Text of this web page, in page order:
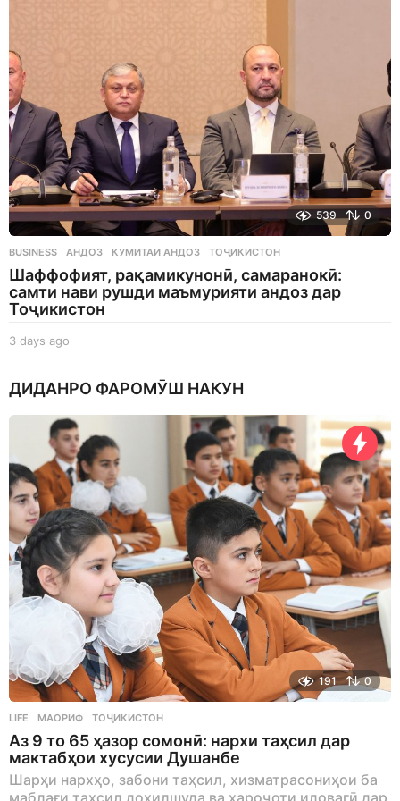
539 0
BUSINESS АНДОЗ ,КУМИТАИ АНДОЗ ,ТОҶИКИСТОН
Шаффофият, рақамикунонӣ, самаранокӣ:
самти нави рушди маъмурияти андоз дар
Тоҷикистон
3 days ago
y
a
g
o
ДИДАНРО ФАРОМӮШ НАКУН
191 0
LIFE МАОРИФ ,ТОҶИКИСТОН
Аз 9 то 65 ҳазор сомонӣ: нархи таҳсил дар
мактабҳои хусусии Душанбе
Шарҳи нархҳо, забони таҳсил, хизматрасониҳои ба